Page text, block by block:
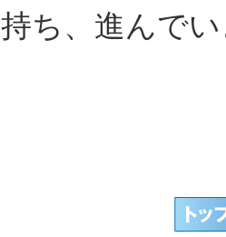
持ち、進んで